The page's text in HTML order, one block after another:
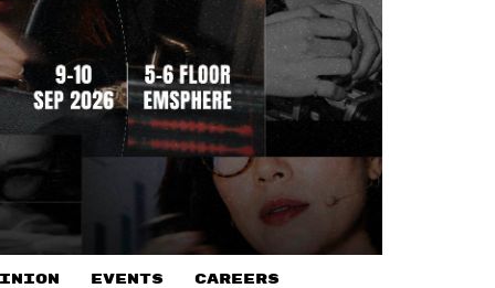
EVENTS CAREERS